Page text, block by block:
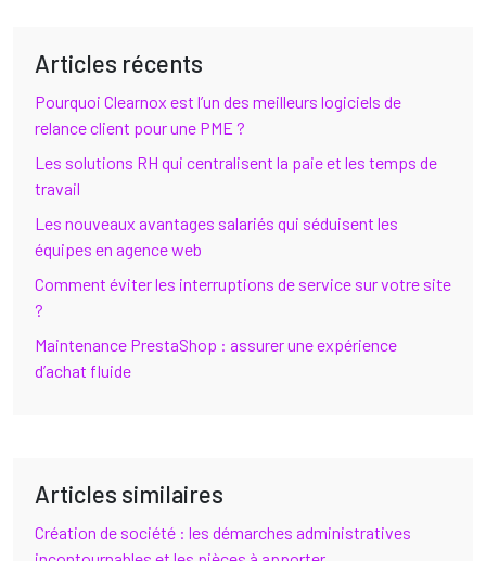
Articles récents
Pourquoi Clearnox est l’un des meilleurs logiciels de
relance client pour une PME ?
Les solutions RH qui centralisent la paie et les temps de
travail
Les nouveaux avantages salariés qui séduisent les
équipes en agence web
Comment éviter les interruptions de service sur votre site
?
Maintenance PrestaShop : assurer une expérience
d’achat fluide
Articles similaires
Création de société : les démarches administratives